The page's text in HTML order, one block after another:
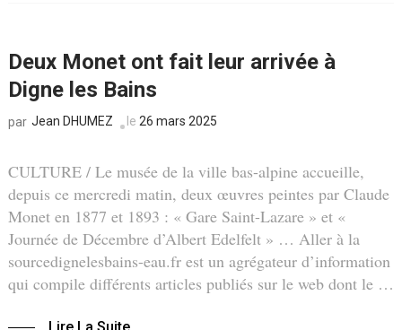
Deux Monet ont fait leur arrivée à
Digne les Bains
par Jean DHUMEZ le 26 mars 2025
CULTURE / Le musée de la ville bas-alpine accueille,
depuis ce mercredi matin, deux œuvres peintes par Claude
Monet en 1877 et 1893 : « Gare Saint-Lazare » et «
Journée de Décembre d’Albert Edelfelt » … Aller à la
sourcedignelesbains-eau.fr est un agrégateur d’information
qui compile différents articles publiés sur le web dont le …